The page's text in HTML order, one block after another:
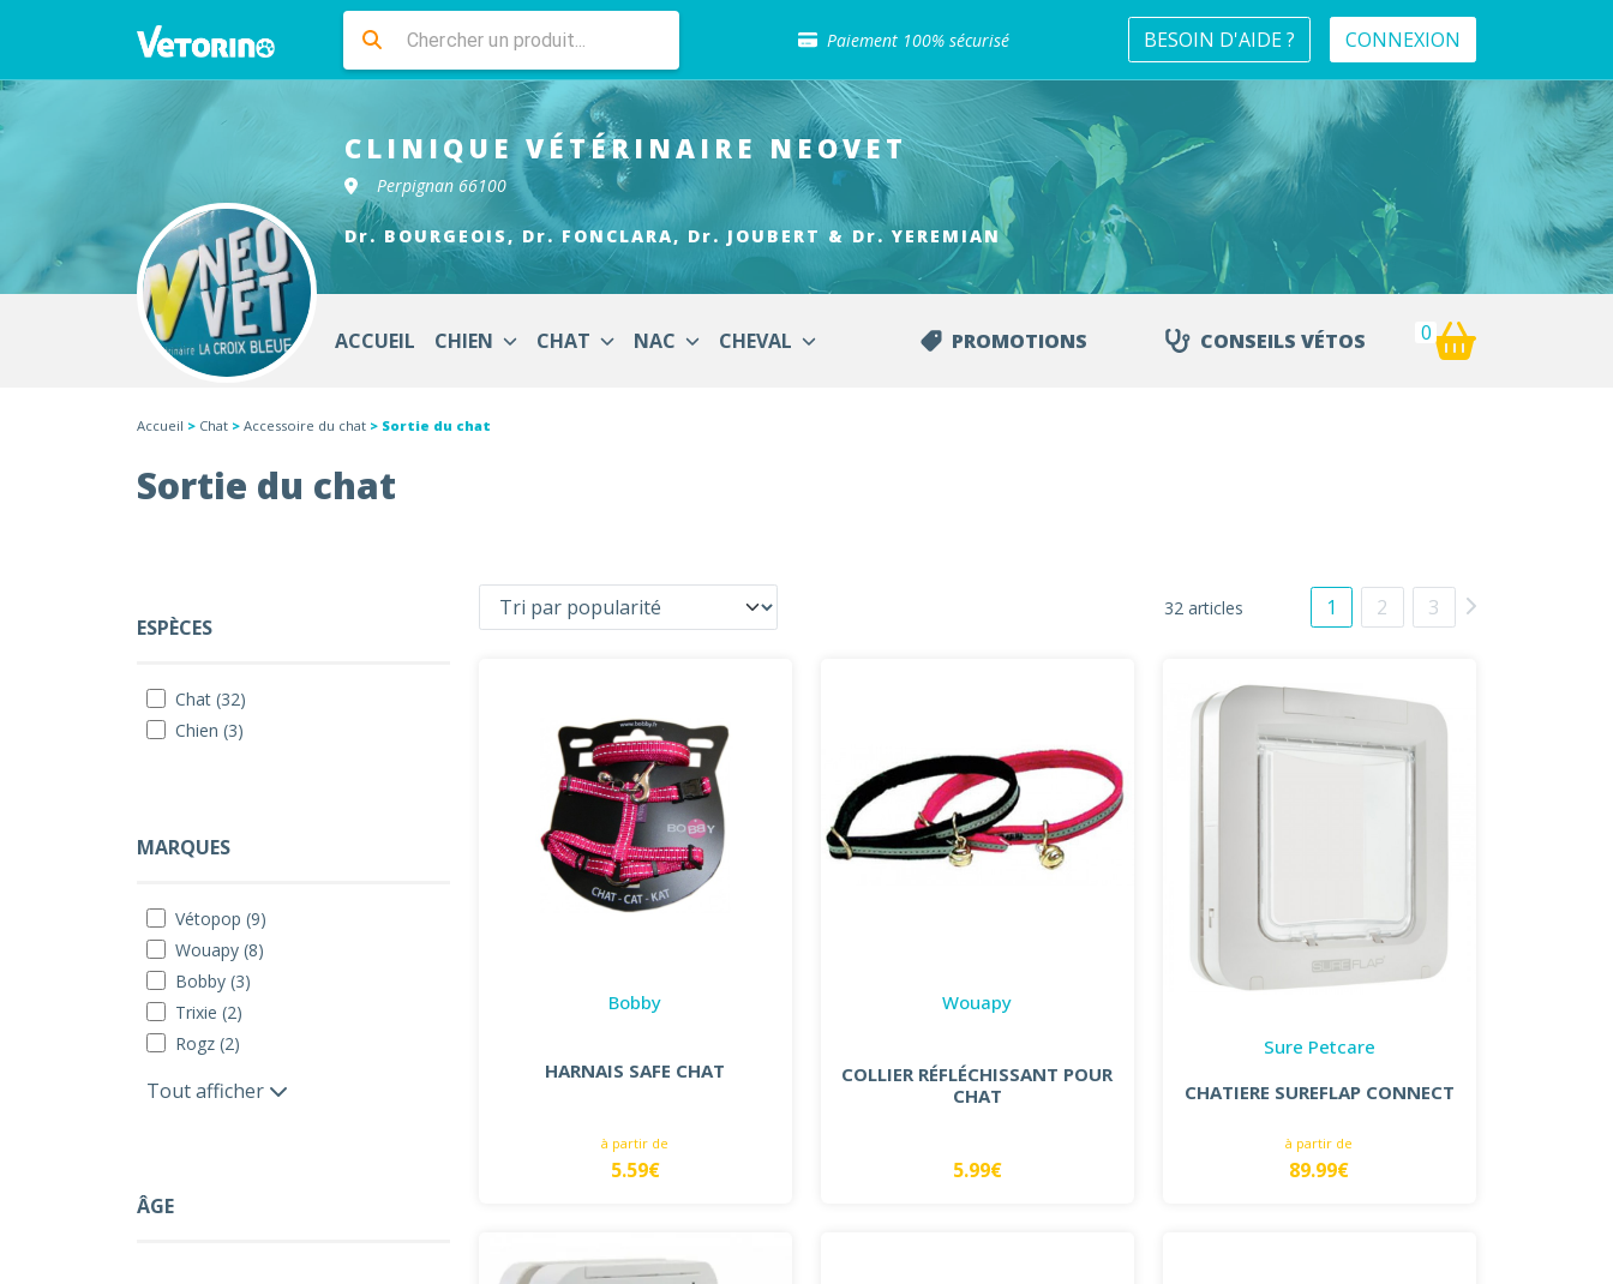
Paiement 100% sécurisé
Retour gratuit en clinique
Sélection de croquettes vétérinaire
Paiement 100% sécurisé
Livraison gratuite en clinique vétérinaire
Retour gratuit en clinique
Sélection de croquettes vétérinaire
BESOIN D'AIDE ? CONNEXION
CLINIQUE VÉTÉRINAIRE NEOVET
Perpignan 66100
Dr. BOURGEOIS, Dr. FONCLARA, Dr. JOUBERT & Dr. YEREMIAN
ACCUEIL CHIEN CHAT NAC CHEVAL PROMOTIONS CONSEILS VÉTOS 0
Accueil > Chat > Accessoire du chat > Sortie du chat
Sortie du chat
ESPÈCES
Chat (32)
Chien (3)
MARQUES
Vétopop (9)
Wouapy (8)
Bobby (3)
Trixie (2)
Rogz (2)
Tout afficher
ÂGE
32 articles 1 2 3
Bobby
HARNAIS SAFE CHAT
à partir de
5.59€
Wouapy
COLLIER RÉFLÉCHISSANT POUR
CHAT
5.99€
Sure Petcare
CHATIERE SUREFLAP CONNECT
à partir de
89.99€